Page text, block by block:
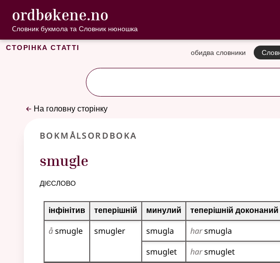
Перейти до основного вмісту
Доступність
ordbøkene.no , Cловник букмола та
Cловник букмола та Словник нюношка
Сторінка статті обидва словники
На головну сторінку
Bokmålsordboka
smugle
дієслово
Таблиця відмінювання для цього дієслова
інфінітив теперішній минулий теперішній доконаний
åsmugle smugler smugla harsmugla
smuglet
harsmuglet